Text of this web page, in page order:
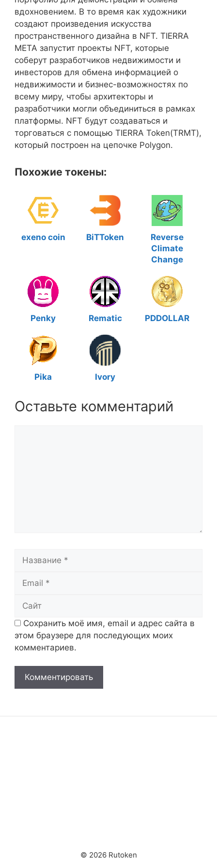
вдохновением. В то время как художники
создают произведения искусства
пространственного дизайна в NFT. TIERRA
META запустит проекты NFT, которые
соберут разработчиков недвижимости и
инвесторов для обмена информацией о
недвижимости и бизнес-возможностях по
всему миру, чтобы архитекторы и
разработчики могли объединиться в рамках
платформы. NFT будут создаваться и
торговаться с помощью TIERRA Token(TRMT),
который построен на цепочке Polygon.
Похожие токены:
exeno coin BiTToken
Reverse
Climate
Change
Penky Rematic PDDOLLAR
Pika Ivory
Оставьте комментарий
Сохранить моё имя, email и адрес сайта в
этом браузере для последующих моих
комментариев.
© 2026 Rutoken